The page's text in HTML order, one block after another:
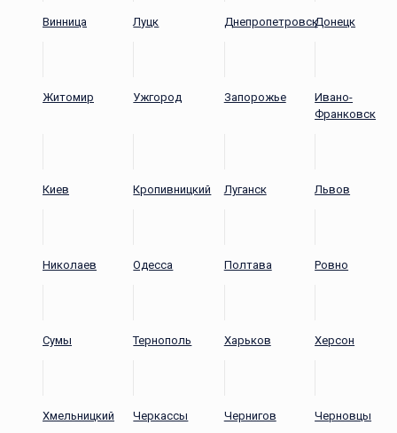
Винница Луцк ДнепропетровскДонецк
Житомир Ужгород Запорожье
Ивано-
Франковск
Киев Кропивницкий Луганск Львов
Николаев Одесса Полтава Ровно
Сумы Тернополь Харьков Херсон
Хмельницкий Черкассы Чернигов Черновцы